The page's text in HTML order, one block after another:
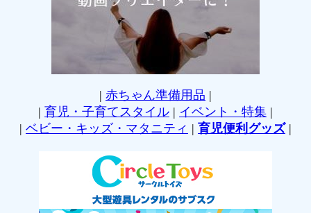
| 赤ちゃん準備用品 |
| 育児・子育てスタイル | イベント・特集 |
| ベビー・キッズ・マタニティ | 育児便利グッズ|